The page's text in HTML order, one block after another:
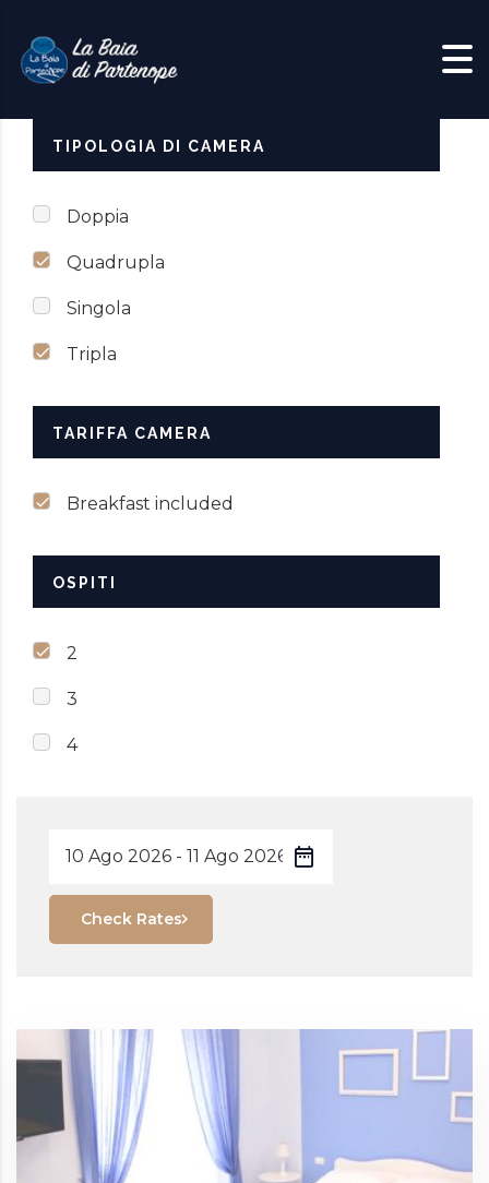
TIPOLOGIA DI CAMERA
Doppia
Quadrupla
Singola
Tripla
TARIFFA CAMERA
Breakfast included
OSPITI
2
3
4
Check Rates